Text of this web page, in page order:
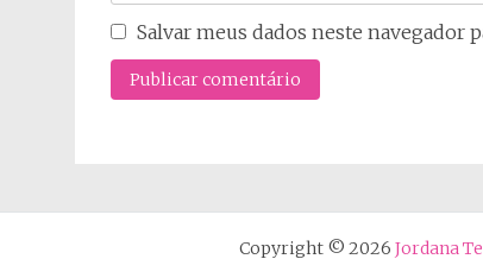
Salvar meus dados neste navegador
Copyright © 2026 Jordana